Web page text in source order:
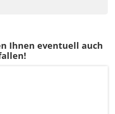
Ihnen eventuell auch